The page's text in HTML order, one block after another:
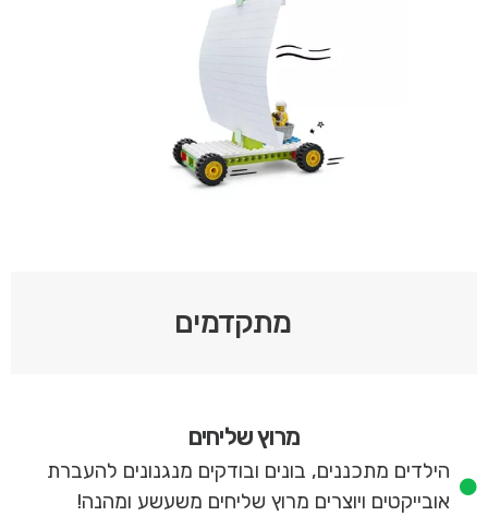
מתקדמים
מרוץ שליחים
הילדים מתכננים, בונים ובודקים מנגנונים להעברת
אובייקטים ויוצרים מרוץ שליחים משעשע ומהנה!